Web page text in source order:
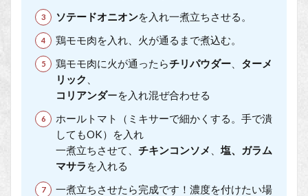
ソテードオニオンを入れ一煮立ちさせる。
鶏モモ肉を入れ、火が通るまで煮込む。
鶏モモ肉に火が通ったらチリパウダー、 ターメ
リック
コリアンダーを入れ混ぜ合わせる
ホールトマト（ミキサーで細かくする。手で潰
してもOK）を入れ
一煮立ちさせて、 チキンコンソメ 、塩、ガラム
マサラを入れる
一煮立ちさせたら完成です！濃度を付けたい場